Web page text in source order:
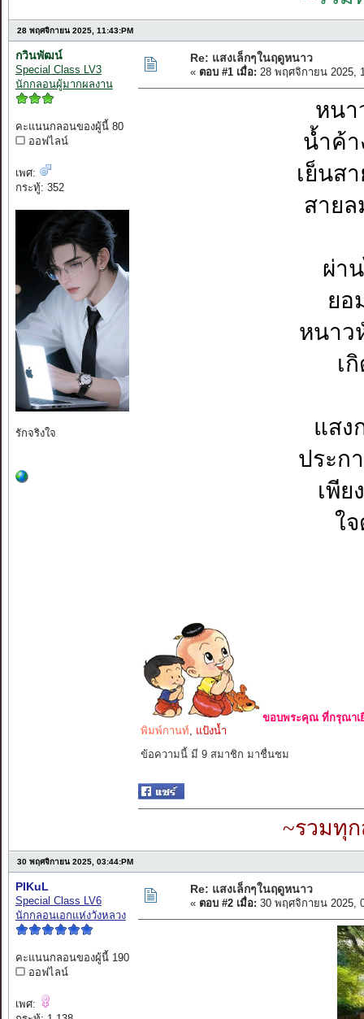
28 พฤศจิกายน 2025, 11:43:PM
กวินพัฒน์
Special Class LV3
นักกลอนผู้มากผลงาน
คะแนนกลอนของผู้นี้ 80
ออฟไลน์
เพศ:
กระทู้: 352
รักจริงใจ
Re: แสงเล็กๆในฤดูหนาว
« ตอบ #1 เมื่อ: 28 พฤศจิกายน 2025,
หนา
น้ำค้า
เย็นส
สาย
ผ่า
ยอ
หนาว
เ
แสง
ประก
เพีย
ใ
ขอบพระคุณ ที่กรุณาเ
พิมพ์กานท์, แป้งน้ำ
ข้อความนี้ มี 9 สมาชิก มาชื่นชม
~รวมทุ
30 พฤศจิกายน 2025, 03:44:PM
PIKuL
Special Class LV6
นักกลอนเอกแห่งวังหลวง
คะแนนกลอนของผู้นี้ 190
ออฟไลน์
เพศ:
Re: แสงเล็กๆในฤดูหนาว
« ตอบ #2 เมื่อ: 30 พฤศจิกายน 2025,